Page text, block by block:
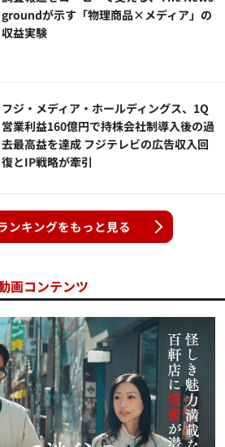
groundが示す「物理商品×メディア」の
収益実験
フジ・メディア・ホールディングス、1Q
営業利益160億円で持株会社制導入後の過
去最高益を達成 フジテレビの広告収入回
復とIP戦略が牽引
ンキングをもっと見る
画コンテンツ